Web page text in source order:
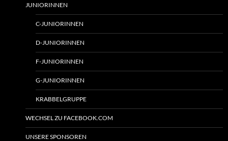
JUNIORINNEN
C-JUNIORINNEN
D-JUNIORINNEN
F-JUNIORINNEN
G-JUNIORINNEN
KRABBELGRUPPE
WECHSEL ZU FACEBOOK.COM
UNSERE SPONSOREN